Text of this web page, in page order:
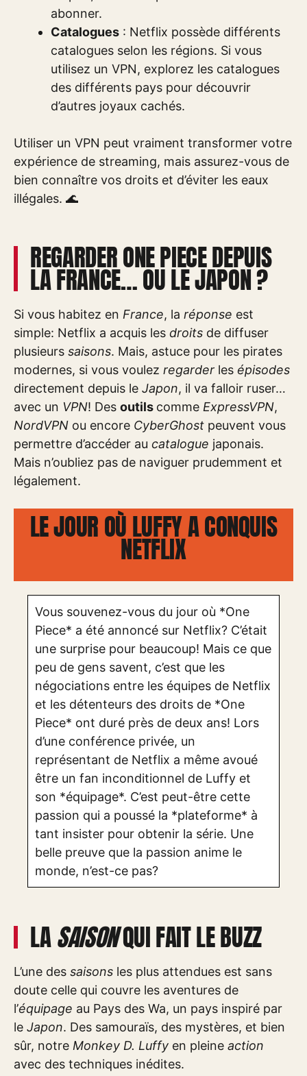
abonner.
Catalogues : Netflix possède différents
catalogues selon les régions. Si vous
utilisez un VPN, explorez les catalogues
des différents pays pour découvrir
d’autres joyaux cachés.
Utiliser un VPN peut vraiment transformer votre
expérience de streaming, mais assurez-vous de
bien connaître vos droits et d’éviter les eaux
illégales. 🌊
REGARDER ONE PIECE DEPUIS
LA FRANCE… OU LE JAPON ?
Si vous habitez en France, la réponse est
simple: Netflix a acquis les droits de diffuser
plusieurs saisons. Mais, astuce pour les pirates
modernes, si vous voulez regarder les épisodes
directement depuis le Japon, il va falloir ruser…
avec un VPN! Des outils comme ExpressVPN,
NordVPN ou encore CyberGhost peuvent vous
permettre d’accéder au catalogue japonais.
Mais n’oubliez pas de naviguer prudemment et
légalement.
LE JOUR OÙ LUFFY A CONQUIS
NETFLIX
Vous souvenez-vous du jour où *One
Piece* a été annoncé sur Netflix? C’était
une surprise pour beaucoup! Mais ce que
peu de gens savent, c’est que les
négociations entre les équipes de Netflix
et les détenteurs des droits de *One
Piece* ont duré près de deux ans! Lors
d’une conférence privée, un
représentant de Netflix a même avoué
être un fan inconditionnel de Luffy et
son *équipage*. C’est peut-être cette
passion qui a poussé la *plateforme* à
tant insister pour obtenir la série. Une
belle preuve que la passion anime le
monde, n’est-ce pas?
LASAISONQUI FAIT LE BUZZ
L’une des saisons les plus attendues est sans
doute celle qui couvre les aventures de
l’équipage au Pays des Wa, un pays inspiré par
le Japon. Des samouraïs, des mystères, et bien
sûr, notre Monkey D. Luffy en pleine action
avec des techniques inédites.